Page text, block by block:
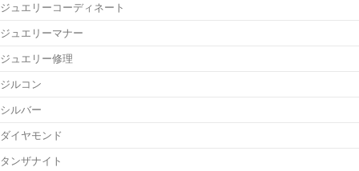
ジュエリーコーディネート
ジュエリーマナー
ジュエリー修理
ジルコン
シルバー
ダイヤモンド
タンザナイト